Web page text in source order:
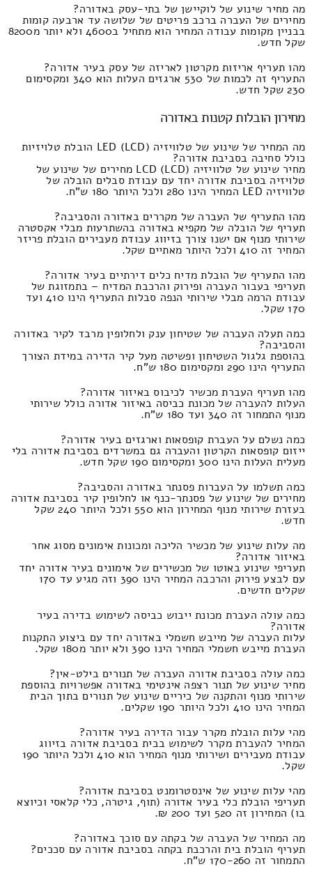
מה מחיר שינוע של לוקיישן של בתי-עסק באדורה?
מחירים של העברה ברכב פריטים של שלושה עד ארבעה קומות
בבניין מקומות עבודה המחיר הוא מתחיל ב4600 ולא יותר מ8200
שקל חדש.
מהו תעריף אריזות מקרטון לאריזה של עסק בעיר אדורה?
התעריף זה לכמות של 530 ארגזים העלות הוא 340 ומקסימום
230 שקל חדש.
מחירון הובלות קטנות באדורה
מה המחיר של שינוע של טלוויזיה LED (LCD) הובלת טלויזיות
כולל סחיבה בסביבת אדורה?
מחיר שינוע של טלוויזיה LCD (LCD) מחירים של שינוע של
טלויזיה בסביבת אדורה יחד עם עבודת סבלים הובלה של
טלוויזיה LED המחיר הינו 280 ולכל היותר 180 ש"ח.
מהו התעריף של העברה של מקררים באדורה והסביבה?
תעריף של הובלה של מקפיא באדורה בהשתרעות מבלי אקסטרה
שירותי מנוף אם ישנו צורך בזיווג עבודת מעבירים הובלת פריזר
המחיר זה 410 ולכל היותר מאתיים שקל.
מהו התעריף של הובלת מדיח כלים דירתיים בעיר אדורה?
תעריפי בעבור העברה ופירוק והרכבת המדיח – בתמזוגת של
עבודת הרמה מבלי שירותי הנפה סבלות התעריף הינו 410 ועד
170 שקל.
כמה תעלה העברה של שטיחון ענק ולחלופין מרבד לקיר באדורה
והסביבה?
בהוספת גלגול השטיחון ופשיטה מעל קיר הדירה במידת הצורך
התעריף הינו 290 ומקסימום 180 ש"ח.
מהו תעריף העברת מכשיר לכיבוס באיזור אדורה?
העלות להעברה של מכונת כביסה באיזור אדורה כולל שירותי
מנוף התמחור זה 340 ועד 180 ש"ח.
כמה נשלם על העברת קופסאות וארגזים בעיר אדורה?
ייזום קופסאות הקרטון והעברה גם במשרדים בסביבת אדורה בלי
מעלית העלות הינו 300 ומקסימום 190 שקל חדש.
כמה תשלמו על העברות פסנתר באדורה והסביבה?
מחירים של שינוע של פסנתר-כנף או לחלופין קיר בסביבת אדורה
בעזרת שירותי מנוף המחירון הוא 550 ולכל היותר 240 שקל
חדש.
מה עלות שינוע של מכשיר הליכה ומכונות אימונים מסוג אחר
באיזור אדורה?
תעריפי שינוע באוטו של מכשירים של אימונים בעיר אדורה יחד
עם לבצע פירוק והרכבה המחיר הינו 390 וזה מגיע עד 170
שקלים חדשים.
כמה עולה העברת מכונת ייבוש כביסה לשימוש בדירה בעיר
אדורה?
עלות העברה של מייבש חשמלי באדורה יחד עם ביצוע התקנות
העברת מייבש חשמלי המחיר הינו 390 ולא יותר מ180 שקל.
כמה עולה בסביבת אדורה העברה של תנורים בילט-אין?
מחיר שינוע של תנור רצפה אינטימי באדורה אפשרויות בהוספת
שירותי מנוף והתקנה של כיריים שינוע של תנורים בתוך הבית
המחיר הינו 410 ולכל היותר 190 שקלים.
מהי עלות הובלת מקרר עבור הדירה בעיר אדורה?
המחיר להעברת מקרר לשימוש בבית בסביבת אדורה בזיווג
עבודת מעבירים ושירותי מנוף המחיר הוא 410 ולכל היותר 190
שקל.
מהי עלות שינוע של אינסטרומנט בסביבת אדורה?
תעריפי הובלת כלי בעיר אדורה (תוף, גיטרה, כלי קלאסי וכיוצא
בו) המחירון זה 520 ועד 200 ₪.
מה המחיר של העברה של בקתה עם סוכך באדורה?
תעריף הובלת בית והרכבת בקתה בסביבת אדורה עם סככים?
התמחור זה 170-260 ש"ח.